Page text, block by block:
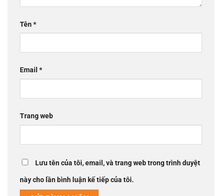
Tên*
Email *
Trang web
Lưu tên của tôi, email, và trang web trong trình duyệt
này cho lần bình luận kế tiếp của tôi.